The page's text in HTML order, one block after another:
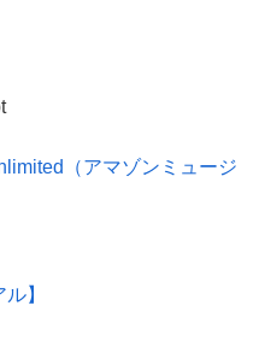
（アマゾンミュージ
】